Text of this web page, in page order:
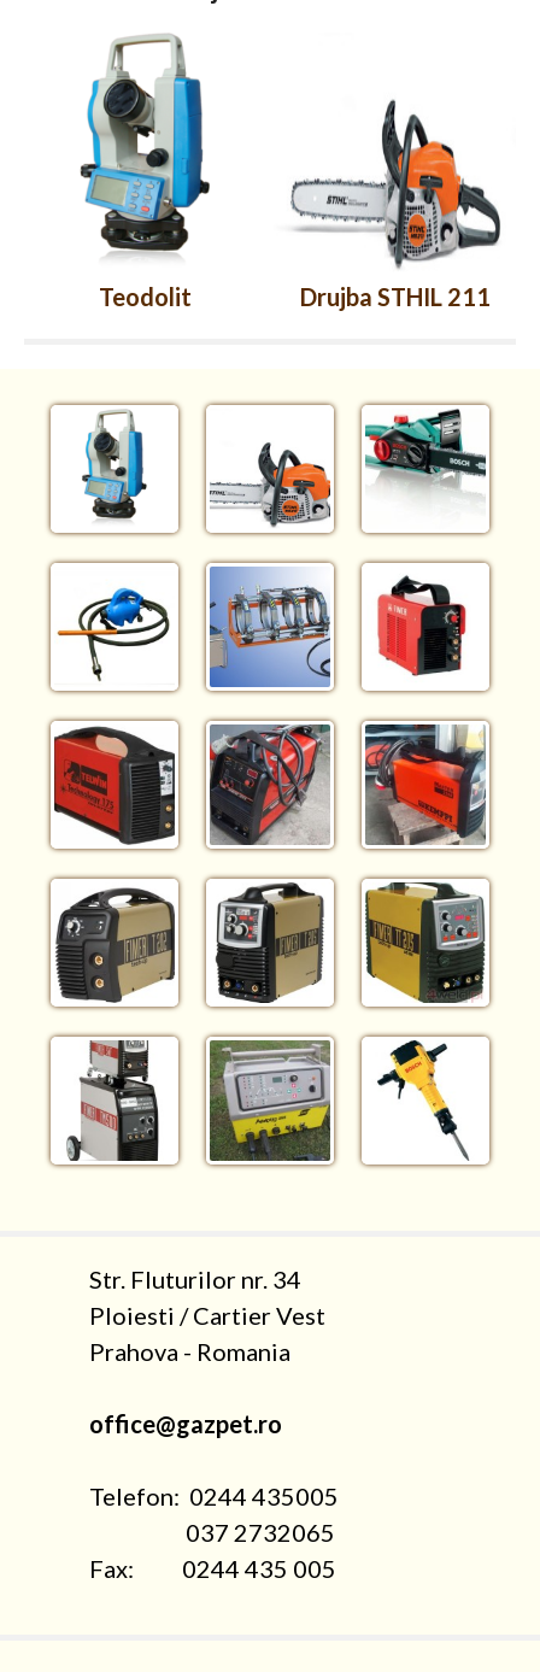
Teodolit Drujba STHIL 211
Str. Fluturilor nr. 34
Ploiesti / Cartier Vest
Prahova - Romania
office@gazpet.ro
Telefon: 0244 435005
037 2732065
Fax: 0244 435 005